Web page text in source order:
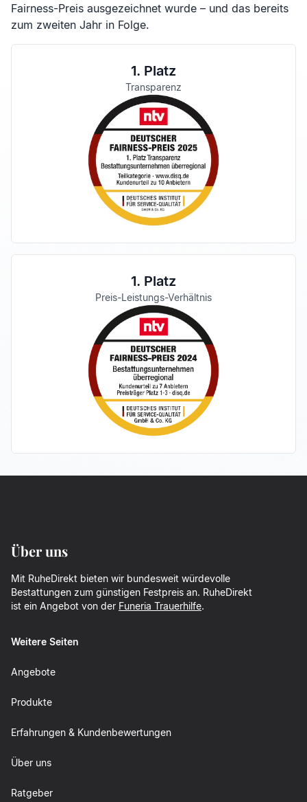
Fairness-Preis ausgezeichnet wurde – und das bereits
zum zweiten Jahr in Folge.
1. Platz
Transparenz
1. Platz
Preis-Leistungs-Verhältnis
Über uns
Mit RuheDirekt bieten wir bundesweit würdevolle
Bestattungen zum günstigen Festpreis an. RuheDirekt
ist ein Angebot von der Funeria Trauerhilfe.
Weitere Seiten
Angebote
Produkte
Erfahrungen & Kundenbewertungen
Über uns
Ratgeber